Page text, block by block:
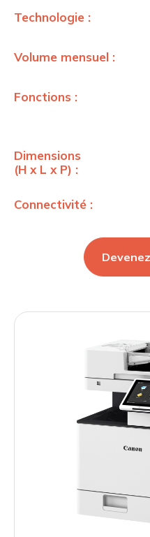
Technologie :
Volume mensuel :
Fonctions :
Dimensions
(H x L x P) :
Connectivité :